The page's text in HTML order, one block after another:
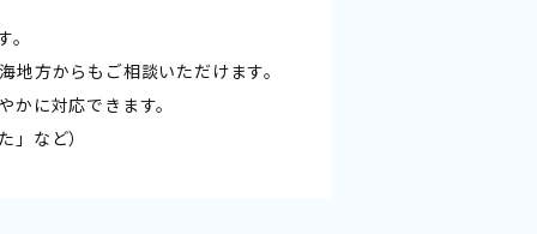
方からもご相談いただけます。
に対応できます。
」など）